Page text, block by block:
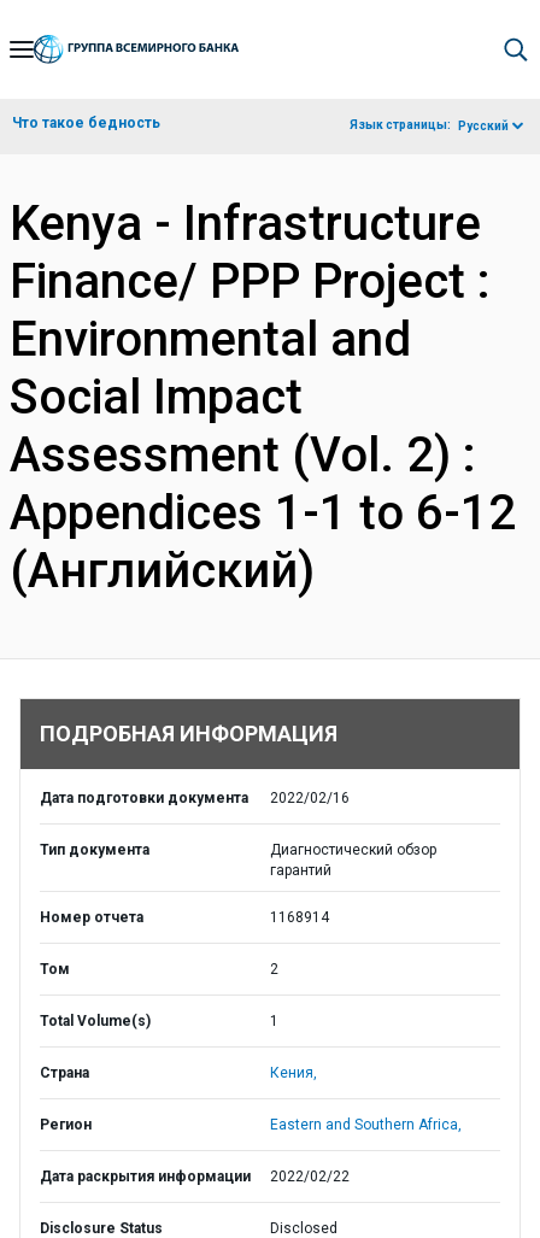
Skip
Navigation
Что такое бедность Язык страницы: Русский
Kenya - Infrastructure
Finance/ PPP Project :
Environmental and
Social Impact
Assessment (Vol. 2) :
Appendices 1-1 to 6-12
(Английский)
ПОДРОБНАЯ ИНФОРМАЦИЯ
Дата подготовки документа 2022/02/16
Тип документа
Диагностический обзор
гарантий
Номер отчета 1168914
Том 2
Total Volume(s) 1
Страна Кения,
Регион Eastern and Southern Africa,
Дата раскрытия информации 2022/02/22
Disclosure Status Disclosed